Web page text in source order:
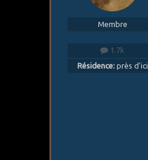
Membre
1.7k
Résidence:près d'ici